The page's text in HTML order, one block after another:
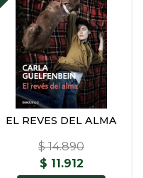
EL REVES DEL ALMA
$ 14.890
$ 11.912